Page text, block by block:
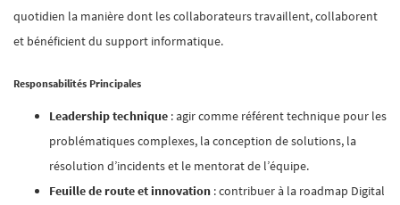
quotidien la manière dont les collaborateurs travaillent, collaborent
et bénéficient du support informatique.
Responsabilités Principales
Leadership technique : agir comme référent technique pour les
problématiques complexes, la conception de solutions, la
résolution d’incidents et le mentorat de l’équipe.
Feuille de route et innovation : contribuer à la roadmap Digital